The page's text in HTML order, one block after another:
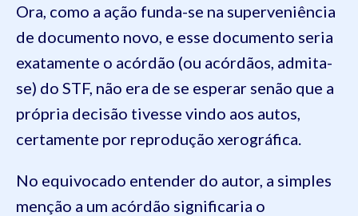
Ora, como a ação funda-se na superveniência
de documento novo, e esse documento seria
exatamente o acórdão (ou acórdãos, admita-
se) do STF, não era de se esperar senão que a
própria decisão tivesse vindo aos autos,
certamente por reprodução xerográfica.
No equivocado entender do autor, a simples
menção a um acórdão significaria o